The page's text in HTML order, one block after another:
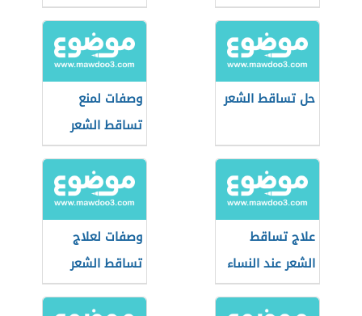
حل تساقط الشعر
وصفات لمنع
تساقط الشعر
علاج تساقط
الشعر عند النساء
وصفات لعلاج
تساقط الشعر